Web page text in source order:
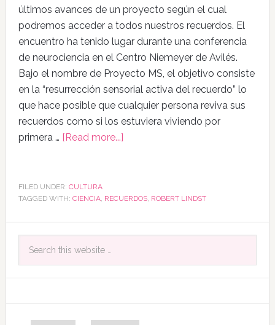
últimos avances de un proyecto según el cual
podremos acceder a todos nuestros recuerdos. El
encuentro ha tenido lugar durante una conferencia
de neurociencia en el Centro Niemeyer de Avilés.
Bajo el nombre de Proyecto MS, el objetivo consiste
en la “resurrección sensorial activa del recuerdo” lo
que hace posible que cualquier persona reviva sus
recuerdos como si los estuviera viviendo por
primera … [Read more...]
FILED UNDER: CULTURA
TAGGED WITH: CIENCIA, RECUERDOS, ROBERT LINDST